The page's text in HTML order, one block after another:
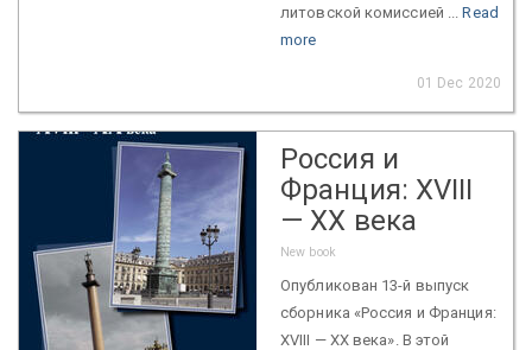
литовской комиссией ...Read
more
01 Dec 2020
Россия и
Франция: XVIII
— XX века
New book
Опубликован 13-й выпуск
сборника «Россия и Франция:
XVIII — XX века». В этой